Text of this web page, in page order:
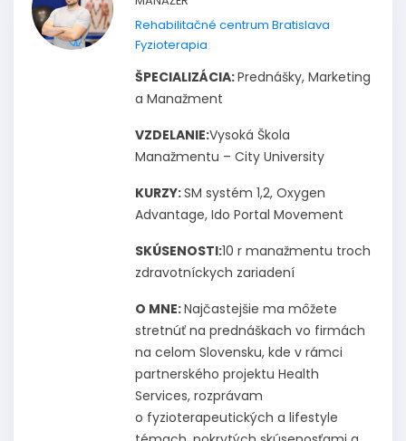
Rehabilitačné centrum Bratislava
Fyzioterapia
ŠPECIALIZÁCIA:Prednášky, Marketing
a Manažment
VZDELANIE:Vysoká Škola
Manažmentu – City University
KURZY:SM systém 1,2, Oxygen
Advantage, Ido Portal Movement
SKÚSENOSTI:10 r manažmentu troch
zdravotníckych zariadení
O MNE:Najčastejšie ma môžete
stretnúť na prednáškach vo firmách
na celom Slovensku, kde v rámci
partnerského projektu Health
Services, rozprávam
o fyzioterapeutických a lifestyle